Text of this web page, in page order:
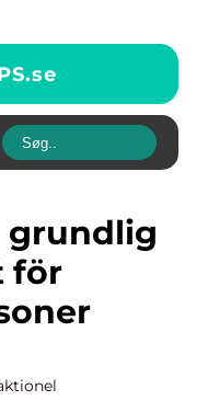
se
för